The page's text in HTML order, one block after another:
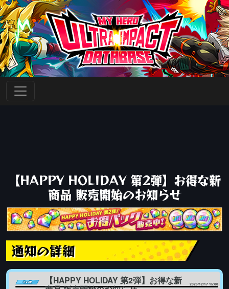
【HAPPY HOLIDAY 第2弾】お得な新
商品 販売開始のお知らせ
通知の詳細